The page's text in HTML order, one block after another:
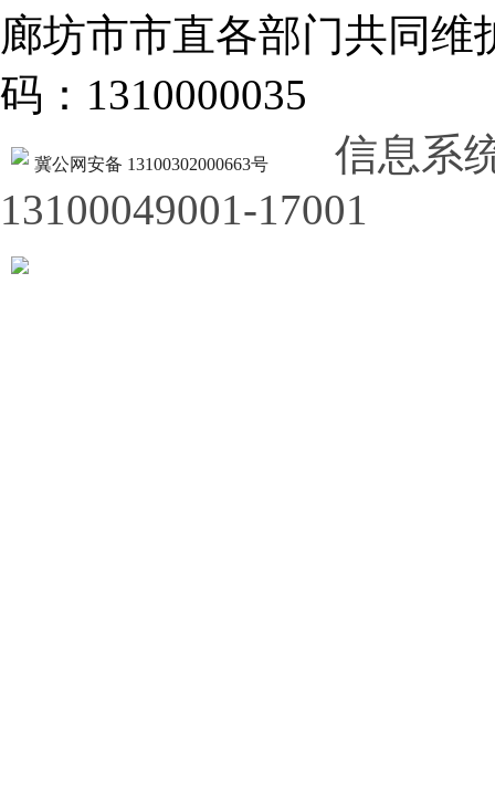
廊坊市市直各部门共同
码：1310000035
冀公网安备 13100302000663号
信息系
13100049001-17001